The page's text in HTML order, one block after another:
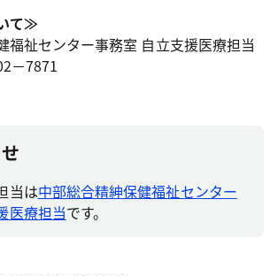
て≫
福祉センター事務室 自立支援医療担当
－7871
当は中部総合精紳保健福祉センター
医療担当です。